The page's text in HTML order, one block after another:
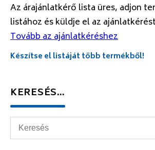
Az árajánlatkérő lista üres, adjon
listához és küldje el az
Tovább az ajánlatkéréshez
Készítse el listáját több termékből!
KERESÉS…